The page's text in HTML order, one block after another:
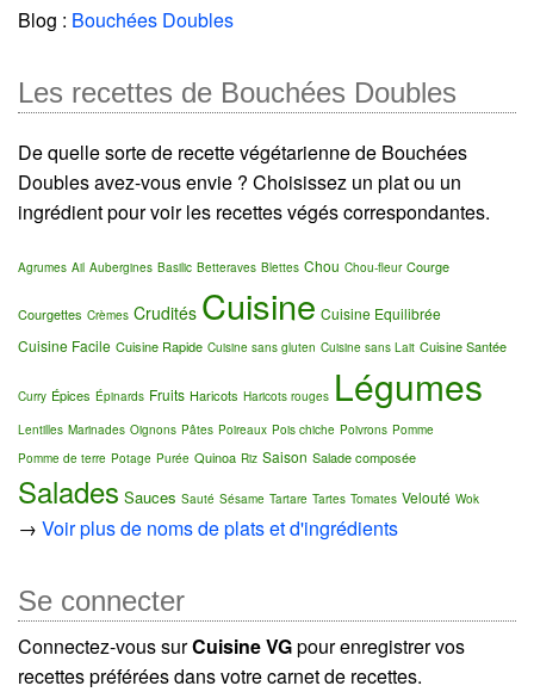
Blog : Bouchées Doubles
Les recettes de Bouchées Doubles
De quelle sorte de recette végétarienne de Bouchées
Doubles avez-vous envie ? Choisissez un plat ou un
ingrédient pour voir les recettes végés correspondantes.
Agrumes Ail Aubergines Basilic Betteraves Blettes Chou Chou-fleur Courge
Courgettes Crèmes Crudités Cuisine Cuisine Equilibrée
Cuisine Facile Cuisine Rapide Cuisine sans gluten Cuisine sans Lait Cuisine Santée
Curry Épices Épinards Fruits Haricots Haricots rouges Légumes
Lentilles Marinades Oignons Pâtes Poireaux Pois chiche Poivrons Pomme
Pomme de terre Potage Purée Quinoa Riz Saison Salade composée
Salades Sauces Sauté Sésame Tartare Tartes Tomates Velouté Wok
→ Voir plus de noms de plats et d'ingrédients
Se connecter
Connectez-vous surCuisine VGpour enregistrer vos
recettes préférées dans votre carnet de recettes.